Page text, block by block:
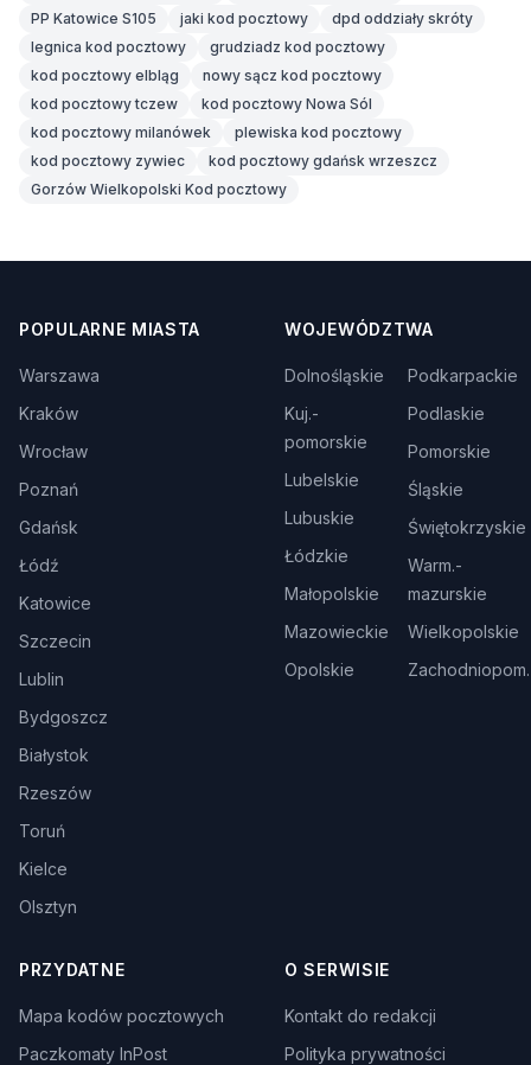
PP Katowice S105
jaki kod pocztowy
dpd oddziały skróty
legnica kod pocztowy
grudziadz kod pocztowy
kod pocztowy elbląg
nowy sącz kod pocztowy
kod pocztowy tczew
kod pocztowy Nowa Sól
kod pocztowy milanówek
plewiska kod pocztowy
kod pocztowy zywiec
kod pocztowy gdańsk wrzeszcz
Gorzów Wielkopolski Kod pocztowy
POPULARNE MIASTA
Warszawa
Kraków
Wrocław
Poznań
Gdańsk
Łódź
Katowice
Szczecin
Lublin
Bydgoszcz
Białystok
Rzeszów
Toruń
Kielce
Olsztyn
WOJEWÓDZTWA
Dolnośląskie
Kuj.-
pomorskie
Lubelskie
Lubuskie
Łódzkie
Małopolskie
Mazowieckie
Opolskie
Podkarpackie
Podlaskie
Pomorskie
Śląskie
Świętokrzyskie
Warm.-
mazurskie
Wielkopolskie
Zachodniopom.
PRZYDATNE
Mapa kodów pocztowych
Paczkomaty InPost
O SERWISIE
Kontakt do redakcji
Polityka prywatności